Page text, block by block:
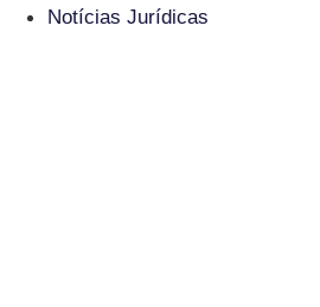
Notícias Jurídicas